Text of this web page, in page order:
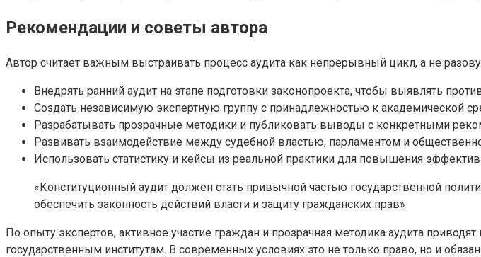
Рекомендации и советы автора
Автор считает важным выстраивать процесс аудита как непрерывный цикл, а не
Внедрять ранний аудит на этапе подготовки законопроекта, чтобы выявлять
Создать независимую экспертную группу с принадлежностью к академической
Разрабатывать прозрачные методики и публиковать выводы с конкретными
Развивать взаимодействие между судебной властью, парламентом и
Использовать статистику и кейсы из реальной практики для повышения
«Конституционный аудит должен стать привычной частью государственной
обеспечить законность действий власти и защиту гражданских прав»
По опыту экспертов, активное участие граждан и прозрачная методика аудита
государственным институтам. В современных условиях это не только право, но и